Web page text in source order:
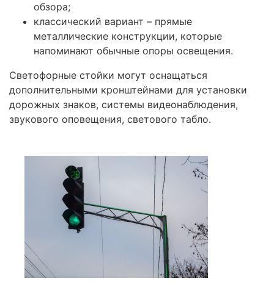
обзора;
классический вариант – прямые
металлические конструкции, которые
напоминают обычные опоры освещения.
Светофорные стойки могут оснащаться
дополнительными кронштейнами для установки
дорожных знаков, системы видеонаблюдения,
звукового оповещения, светового табло.